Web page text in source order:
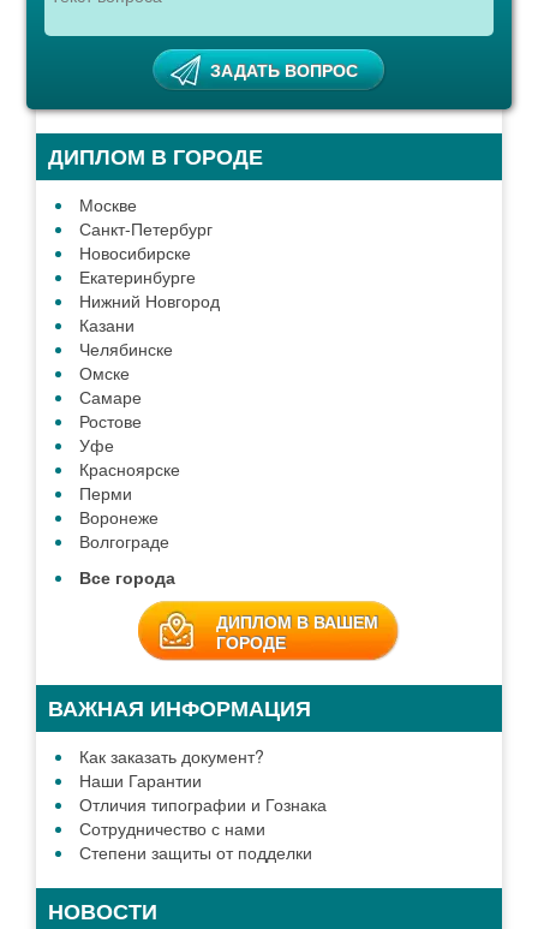
ДИПЛОМ В ГОРОДЕ
Москве
Санкт-Петербург
Новосибирске
Екатеринбурге
Нижний Новгород
Казани
Челябинске
Омске
Самаре
Ростове
Уфе
Красноярске
Перми
Воронеже
Волгограде
Все города
ДИПЛОМ В ВАШЕМ
ГОРОДЕ
ВАЖНАЯ ИНФОРМАЦИЯ
Как заказать документ?
Наши Гарантии
Отличия типографии и Гознака
Сотрудничество с нами
Степени защиты от подделки
НОВОСТИ